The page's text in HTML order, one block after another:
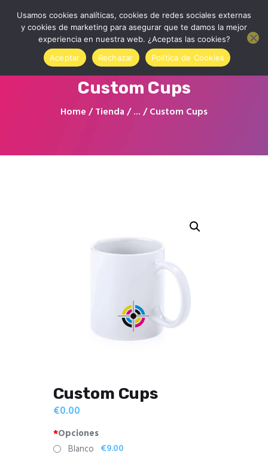
Custom Cups
Home Tienda ... Custom Cups
Home
About us
Custom Cups
€0.00
*Opciones
Blanco €9.00
Usamos cookies analíticas, cookies de redes sociales externas
y cookies de marketing para asegurar que te damos la mejor
experiencia en nuestra web. ¿Aceptas las cookies?
Aceptar
Rechazar Política de Cookies